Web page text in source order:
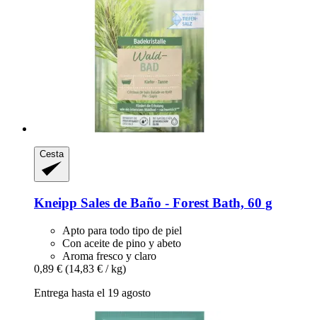
Cesta
Kneipp Sales de Baño -​ Forest Bath, 60 g
Apto para todo tipo de piel
Con aceite de pino y abeto
Aroma fresco y claro
0,89 € (14,83 € / kg)
Entrega hasta el 19 agosto